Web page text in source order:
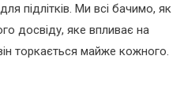
підлітків. Ми всі бачимо, як
досвіду, яке впливає на
торкається майже кожного.